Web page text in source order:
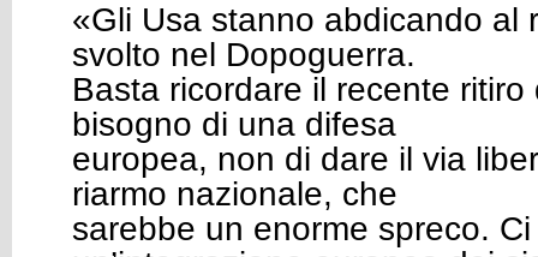
«Gli Usa stanno abdicando al
svolto nel Dopoguerra.
Basta ricordare il recente ritiro
bisogno di una difesa
europea, non di dare il via
riarmo nazionale, che
sarebbe un enorme spreco.